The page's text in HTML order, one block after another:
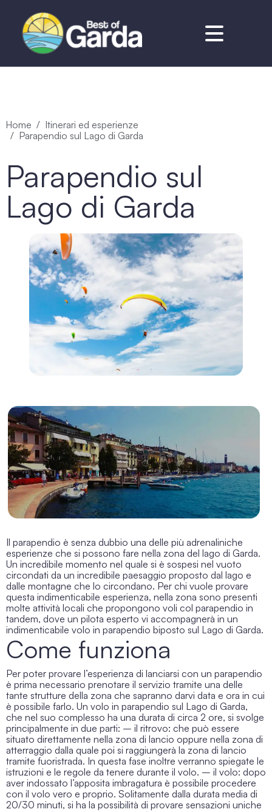
Home
Itinerari ed esperienze
Parapendio sul Lago di Garda
Parapendio sul
Lago di Garda
Il parapendio è senza dubbio una delle più adrenaliniche
esperienze che si possono fare nella zona del lago di Garda.
Un incredibile momento nel quale si è sospesi nel vuoto
circondati da un incredibile paesaggio proposto dal lago e
dalle montagne che lo circondano. Per chi vuole provare
questa indimenticabile esperienza, nella zona sono presenti
molte attività locali che propongono voli col parapendio in
tandem, dove un pilota esperto vi accompagnerà in un
indimenticabile volo in parapendio biposto sul Lago di Garda.
Come funziona
Per poter provare l’esperienza di lanciarsi con un parapendio
è prima necessario prenotare il servizio tramite una delle
tante strutture della zona che sapranno darvi data e ora in cui
è possibile farlo. Un volo in parapendio sul Lago di Garda,
che nel suo complesso ha una durata di circa 2 ore, si svolge
principalmente in due parti: – il ritrovo: che può essere
situato direttamente nella zona di lancio oppure nella zona di
atterraggio dalla quale poi si raggiungerà la zona di lancio
tramite fuoristrada. In questa fase inoltre verranno spiegate le
istruzioni e le regole da tenere durante il volo. – il volo: dopo
aver indossato l’apposita imbragatura è possibile procedere
con il volo vero e proprio. Solitamente dalla durata media di
20/30 minuti, si ha la possibilità di provare sensazioni uniche